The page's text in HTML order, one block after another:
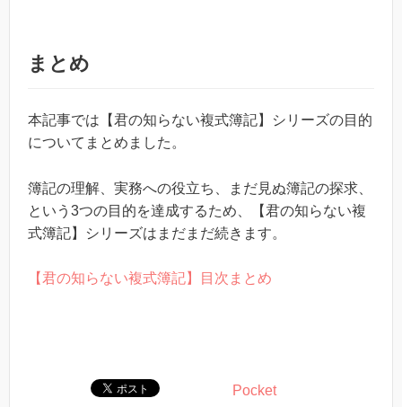
まとめ
本記事では【君の知らない複式簿記】シリーズの目的
についてまとめました。
簿記の理解、実務への役立ち、まだ見ぬ簿記の探求、
という3つの目的を達成するため、【君の知らない複
式簿記】シリーズはまだまだ続きます。
【君の知らない複式簿記】目次まとめ
Pocket